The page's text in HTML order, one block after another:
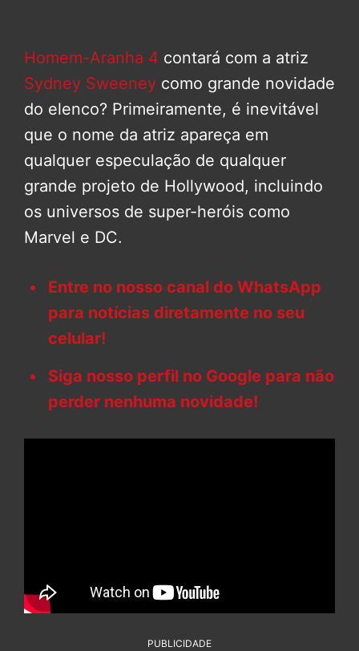
Homem-Aranha 4 contará com a atriz
Sydney Sweeney como grande novidade
do elenco? Primeiramente, é inevitável
que o nome da atriz apareça em
qualquer especulação de qualquer
grande projeto de Hollywood, incluindo
os universos de super-heróis como
Marvel e DC.
Entre no nosso canal do WhatsApp
para notícias diretamente no seu
celular!
Siga nosso perfil no Google para não
perder nenhuma novidade!
PUBLICIDADE